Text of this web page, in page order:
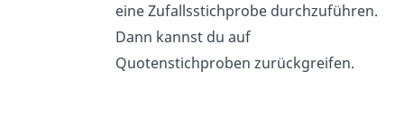
eine Zufallsstichprobe durchzuführen.
Dann kannst du auf
Quotenstichproben zurückgreifen.